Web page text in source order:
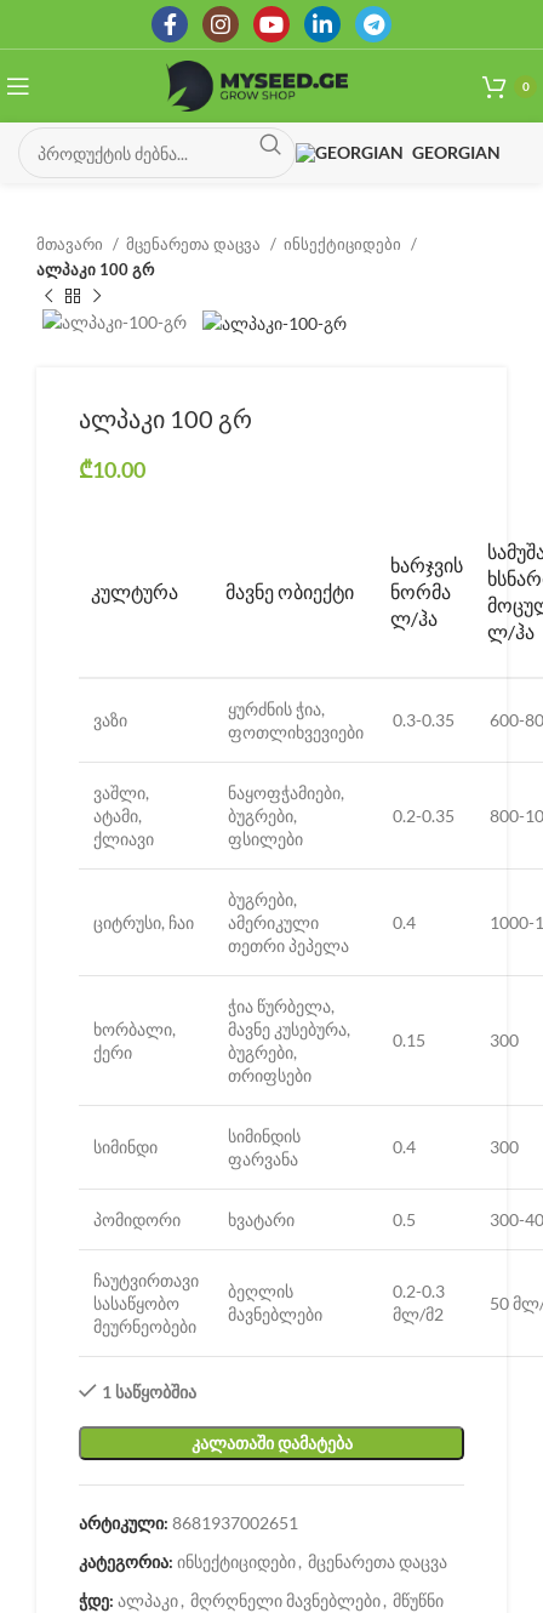
0
GEORGIAN
მთავარი მცენარეთა დაცვა
ინსექტიციდები
ალპაკი 100 გრ
ალპაკი 100 გრ
₾10.00
ᲙᲣᲚᲢᲣᲠᲐ ᲛᲐᲕᲜᲔ ᲝᲑᲘᲔᲥᲢᲘ
ᲮᲐᲠᲯᲕᲘᲡ
ᲜᲝᲠᲛᲐ
Ლ/ᲰᲐ
Ლ/ᲰᲐ
ვაზი
ყურძნის ჭია,
ფოთლიხვევიები
0.3-0.35 600-
ვაშლი,
ატამი,
ქლიავი
ნაყოფჭამიები,
ბუგრები,
ფსილები
0.2-0.35 800-
ციტრუსი, ჩაი
ბუგრები,
ამერიკული
თეთრი პეპელა
0.4 1000-
ხორბალი,
ქერი
ჭია წურბელა,
მავნე კუსებურა,
ბუგრები,
თრიფსები
0.15 300
სიმინდი
სიმინდის
ფარვანა
0.4 300
პომიდორი ხვატარი 0.5 300-
ჩაუტვირთავი
სასაწყობო
მეურნეობები
ბეღლის
მავნებლები
0.2-0.3
მლ/მ2
50
1 საწყობშია
ᲙᲐᲚᲐᲗᲐᲨᲘ ᲓᲐᲛᲐᲢᲔᲑᲐ
არტიკული: 8681937002651
კატეგორია: ინსექტიციდები, მცენარეთა დაცვა
ჭდე: ალპაკი, მღრღნელი მავნებლები, მწუწნი